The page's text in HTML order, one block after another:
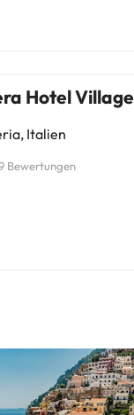
Hotel Village
Italien
Bewertungen